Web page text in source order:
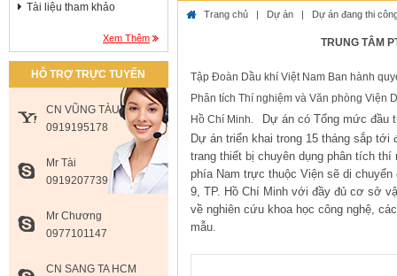
Tài liệu tham khảo
Xem Thêm
HỖ TRỢ TRỰC TUYẾN
CN VŨNG TÀU
0919195178
Mr Tài
0919207739
Mr Chương
0977101147
CN SANG TA HCM
Trang chủ | Dự án | Dự án đang thi
TRUNG TÂM
Tập Đoàn Dầu khí Việt Nam Ban hành
Phân tích Thí nghiệm và Văn phòng Viện
Hồ Chí Minh.
Dự án có Tổng mức đầu
Dự án triển khai trong 15 tháng sắp tới
trang thiết bị chuyên dụng phân tích
phía Nam trực thuộc Viện sẽ di
9, TP. Hồ Chí Minh với đầy đủ cơ sở
về nghiên cứu khoa học công nghệ,
mẫu.